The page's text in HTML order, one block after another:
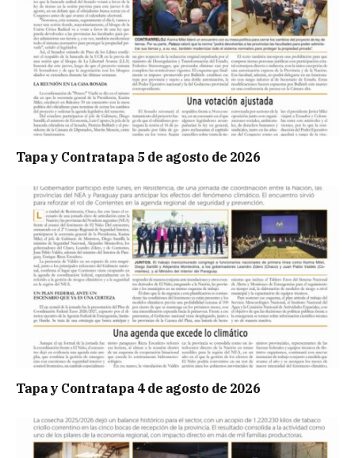
Tapa y Contratapa 5 de agosto de 2026
Tapa y Contratapa 4 de agosto de 2026